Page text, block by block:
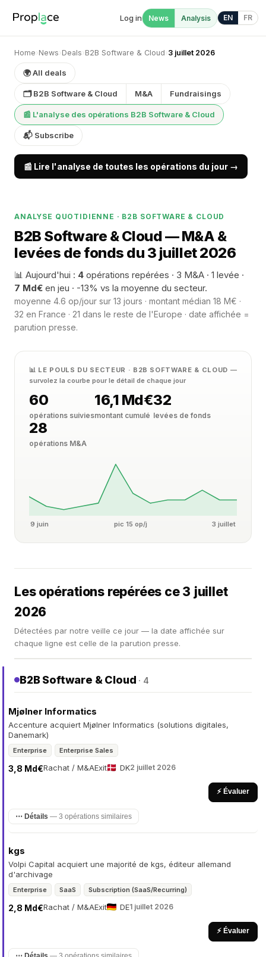
Log in News Analysis EN FR
Home› News› Deals› B2B Software & Cloud› 3 juillet 2026
🌍 All deals
🗂 B2B Software & Cloud M&A Fundraisings
📰 L'analyse des opérations B2B Software & Cloud
📬 Subscribe
📰 Lire l'analyse de toutes les opérations du jour →
ANALYSE QUOTIDIENNE · B2B SOFTWARE & CLOUD
B2B Software & Cloud — M&A &
levées de fonds du 3 juillet 2026
📊 Aujourd'hui : 4 opérations repérées · 3 M&A · 1 levée ·
7 Md€ en jeu · -13% vs la moyenne du secteur.
moyenne 4.6 op/jour sur 13 jours · montant médian 18 M€ ·
32 en France · 21 dans le reste de l'Europe · date affichée =
parution presse.
📊 LE POULS DU SECTEUR · B2B SOFTWARE & CLOUD —
survolez la courbe pour le détail de chaque jour
60
opérations suivies
16,1 Md€
montant cumulé
32
levées de fonds
28
opérations M&A
9 juin pic 15 op/j 3 juillet
Les opérations repérées ce 3 juillet
2026
Détectées par notre veille ce jour — la date affichée sur
chaque ligne est celle de la parution presse.
B2B Software & Cloud · 4
Mjølner Informatics
Accenture acquiert Mjølner Informatics (solutions digitales,
Danemark)
Enterprise Enterprise Sales
Rachat / M&A
3,8 Md€ Exit DK2 juillet 2026
⚡ Évaluer
⋯ Détails — 3 opérations similaires
kgs
Volpi Capital acquiert une majorité de kgs, éditeur allemand
d'archivage
Enterprise SaaS Subscription (SaaS/Recurring)
Rachat / M&A
2,8 Md€ Exit DE1 juillet 2026
⚡ Évaluer